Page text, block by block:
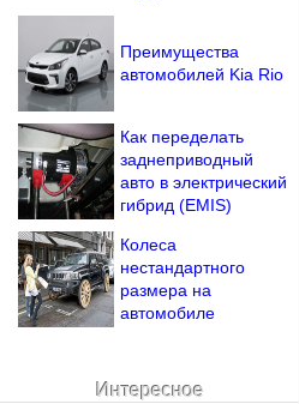
Преимущества
автомобилей Kia Rio
Как переделать
заднеприводный
авто в электрический
гибрид (EMIS)
Колеса
нестандартного
размера на
автомобиле
Интересное